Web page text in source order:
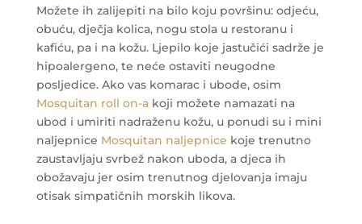
Možete ih zalijepiti na bilo koju površinu: odjeću,
obuću, dječja kolica, nogu stola u restoranu i
kafiću, pa i na kožu. Ljepilo koje jastučići sadrže je
hipoalergeno, te neće ostaviti neugodne
posljedice. Ako vas komarac i ubode, osim
Mosquitan roll on-akoji možete namazati na
ubod i umiriti nadraženu kožu, u ponudi su i mini
naljepnice Mosquitan naljepnice koje trenutno
zaustavljaju svrbež nakon uboda, a djeca ih
obožavaju jer osim trenutnog djelovanja imaju
otisak simpatičnih morskih likova.